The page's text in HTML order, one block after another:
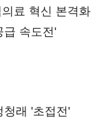
료 혁신 본격화
속도전'
래 '초접전'